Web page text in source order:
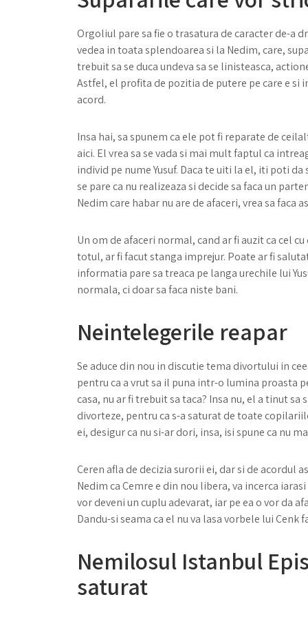
Orgoliul pare sa fie o trasatura de caracter de-a
vedea in toata splendoarea si la Nedim, care,
trebuit sa se duca undeva sa se linisteasca,
Astfel, el profita de pozitia de putere pe care e si
acord.
Insa hai, sa spunem ca ele pot fi reparate de
aici. El vrea sa se vada si mai mult faptul ca
individ pe nume Yusuf. Daca te uiti la el, iti poti
se pare ca nu realizeaza si decide sa faca un
Nedim care habar nu are de afaceri, vrea sa faca
Un om de afaceri normal, cand ar fi auzit ca cel
totul, ar fi facut stanga imprejur. Poate ar fi
informatia pare sa treaca pe langa urechile lui
normala, ci doar sa faca niste bani.
Neintelegerile reapar
Se aduce din nou in discutie tema divortului in
pentru ca a vrut sa il puna intr-o lumina proasta
casa, nu ar fi trebuit sa taca? Insa nu, el a tinut sa
divorteze, pentru ca s-a saturat de toate
ei, desigur ca nu si-ar dori, insa, isi spune ca nu
Ceren afla de decizia surorii ei, dar si de acordul
Nedim ca Cemre e din nou libera, va incerca
vor deveni un cuplu adevarat, iar pe ea o vor da
Dandu-si seama ca el nu va lasa vorbele lui
Nemilosul Istanbul
saturat